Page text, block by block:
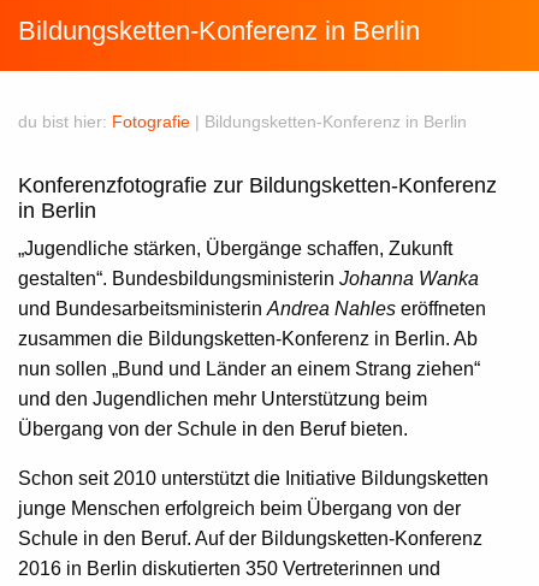
Bildungsketten-Konferenz in Berlin
du bist hier: Fotografie | Bildungsketten-Konferenz in Berlin
Konferenzfotografie zur Bildungsketten-Konferenz
in Berlin
„Jugendliche stärken, Übergänge schaffen, Zukunft
gestalten“. Bundesbildungsministerin Johanna Wanka
und Bundesarbeitsministerin Andrea Nahles eröffneten
zusammen die Bildungsketten-Konferenz in Berlin. Ab
nun sollen „Bund und Länder an einem Strang ziehen“
und den Jugendlichen mehr Unterstützung beim
Übergang von der Schule in den Beruf bieten.
Schon seit 2010 unterstützt die Initiative Bildungsketten
junge Menschen erfolgreich beim Übergang von der
Schule in den Beruf. Auf der Bildungsketten-Konferenz
2016 in Berlin diskutierten 350 Vertreterinnen und